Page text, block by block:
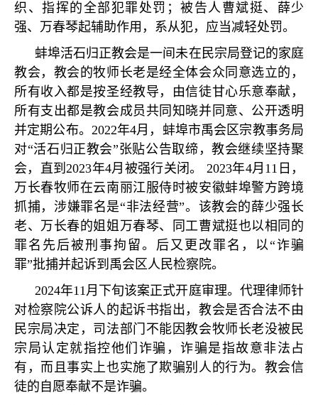
织、指挥的全部犯罪处罚；被告人曹斌挺、薛少
强、万春琴起辅助作用，系从犯，应当减轻处罚。
蚌埠活石归正教会是一间未在民宗局登记的家庭
教会，教会的牧师长老是经全体会众同意选立的，
所有收入都是按圣经教导，由信徒甘心乐意奉献，
所有支出都是教会成员共同知晓并同意、公开透明
并定期公布。 2022年4月，蚌埠市禹会区宗教事务局
对“活石归正教会”张贴公告取缔，教会继续坚持聚
会，直到2023年4月被强行关闭。 2023年4月 11 日，
万长春牧师在云南丽江服侍时被安徽蚌埠警方跨境
抓捕，涉嫌罪名是“非法经营”。该教会的薛少强长
老、万长春的姐姐万春琴、同工曹斌挺也以相同的
罪名先后被刑事拘留。后又更改罪名，以“诈骗
罪”批捕并起诉到禹会区人民检察院。
2024年11月下旬该案正式开庭审理。代理律师针
对检察院公诉人的起诉书指出，教会是否合法不由
民宗局决定，司法部门不能因教会牧师长老没被民
宗局认定就指控他们诈骗，诈骗是指故意非法占
有，而且事实上也实施了欺骗别人的行为。教会信
徒的自愿奉献不是诈骗。